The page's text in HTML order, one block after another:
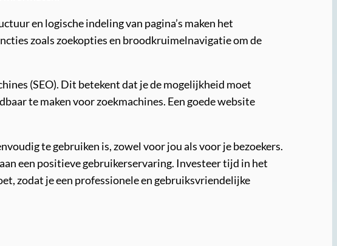
en logische indeling van pagina’s maken het
zoals zoekopties en broodkruimelnavigatie om de
(SEO). Dit betekent dat je de mogelijkheid moet
te maken voor zoekmachines. Een goede website
te gebruiken is, zowel voor jou als voor je bezoekers.
een positieve gebruikerservaring. Investeer tijd in het
zodat je een professionele en gebruiksvriendelijke